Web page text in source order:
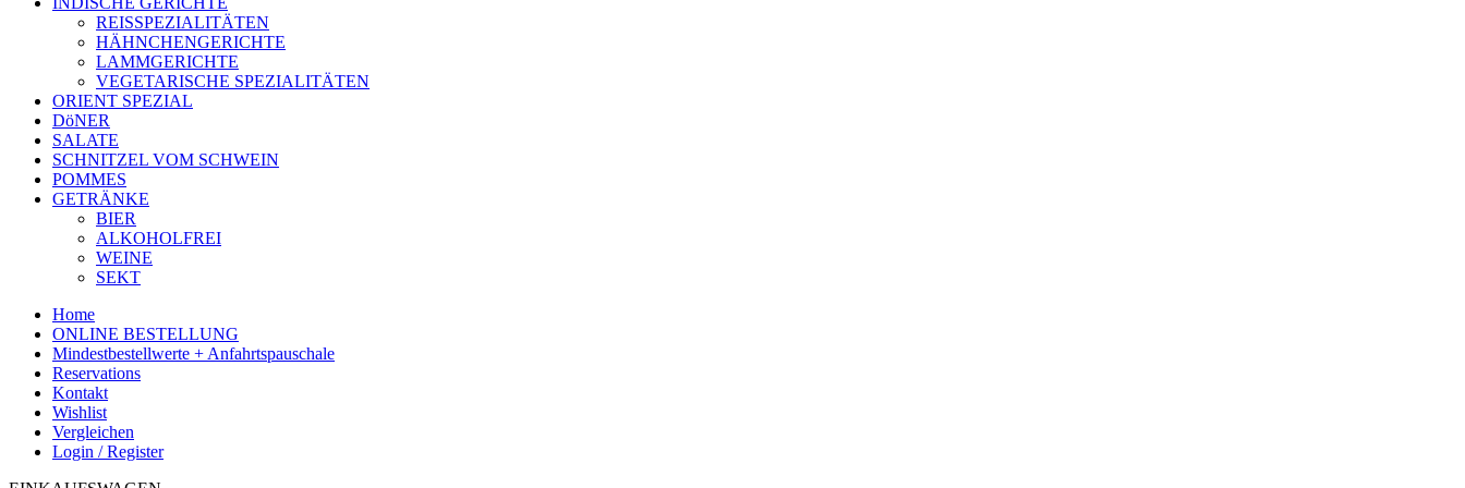
REISSPEZIALITÄTEN
HÄHNCHENGERICHTE
LAMMGERICHTE
VEGETARISCHE SPEZIALITÄTEN
ORIENT SPEZIAL
DöNER
SALATE
SCHNITZEL VOM SCHWEIN
POMMES
GETRÄNKE
BIER
ALKOHOLFREI
WEINE
SEKT
Home
ONLINE BESTELLUNG
Mindestbestellwerte + Anfahrtspauschale
Reservations
Kontakt
Wishlist
Vergleichen
Login / Register